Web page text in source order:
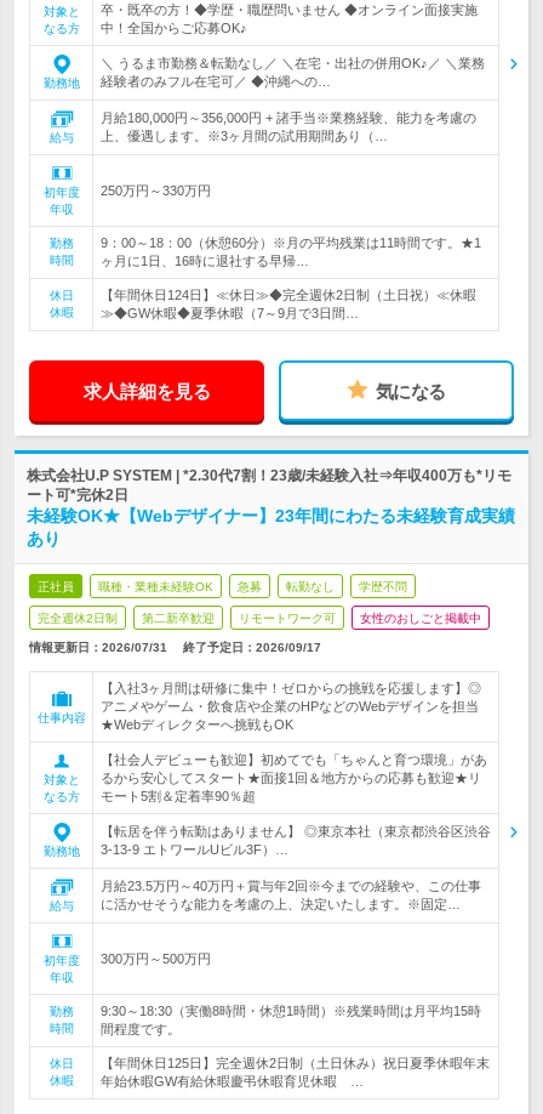
対象と
なる方
卒・既卒の方！◆学歴・職歴問いません ◆オンライン面接実施
中！全国からご応募OK♪
勤務地
＼ うるま市勤務＆転勤なし／ ＼在宅・出社の併用OK♪／ ＼業務
経験者のみフル在宅可／ ◆沖縄への…
給与
月給180,000円～356,000円 + 諸手当※業務経験、能力を考慮の
上、優遇します。※3ヶ月間の試用期間あり（…
初年度
年収
250万円～330万円
勤務
時間
9：00～18：00（休憩60分）※月の平均残業は11時間です。★1
ヶ月に1日、16時に退社する早帰…
休日
休暇
【年間休日124日】≪休日≫◆完全週休2日制（土日祝）≪休暇
≫◆GW休暇◆夏季休暇（7～9月で3日間…
求人詳細を見る 気になる
株式会社U.P SYSTEM | *2.30代7割！23歳/未経験入社⇒年収400万も*リモ
ート可*完休2日
未経験OK★【Webデザイナー】23年間にわたる未経験育成実績
あり
正社員 職種・業種未経験OK 急募 転勤なし 学歴不問
完全週休2日制 第二新卒歓迎 リモートワーク可 女性のおしごと掲載中
情報更新日：2026/07/31 終了予定日： 2026/09/17
仕事内容
【入社3ヶ月間は研修に集中！ゼロからの挑戦を応援します】◎
アニメやゲーム・飲食店や企業のHPなどのWebデザインを担当
★Webディレクターへ挑戦もOK
対象と
なる方
【社会人デビューも歓迎】初めてでも「ちゃんと育つ環境」があ
るから安心してスタート★面接1回＆地方からの応募も歓迎★リ
モート5割＆定着率90％超
勤務地
【転居を伴う転勤はありません】 ◎東京本社（東京都渋谷区渋谷
3-13-9 エトワールUビル3F）…
給与
月給23.5万円～40万円＋賞与年2回※今までの経験や、この仕事
に活かせそうな能力を考慮の上、決定いたします。※固定…
初年度
年収
300万円～500万円
勤務
時間
9:30～18:30（実働8時間・休憩1時間）※残業時間は月平均15時
間程度です。
休日
休暇
【年間休日125日】完全週休2日制（土日休み）祝日夏季休暇年末
年始休暇GW有給休暇慶弔休暇育児休暇 …